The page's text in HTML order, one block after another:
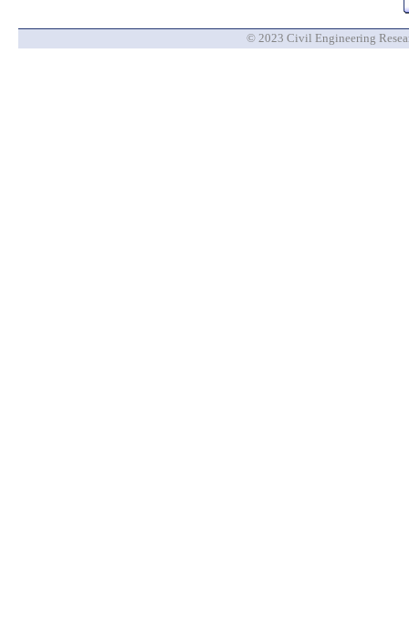
© 2023 Civil Engineering